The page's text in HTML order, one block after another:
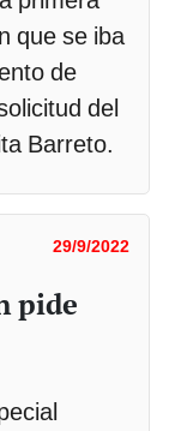
que se iba
de
del
Barreto.
29/9/2022
pide